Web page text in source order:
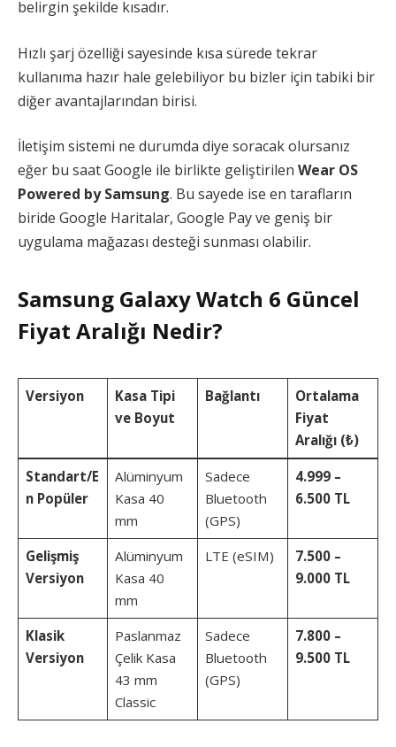
belirgin şekilde kısadır.
Hızlı şarj özelliği sayesinde kısa sürede tekrar
kullanıma hazır hale gelebiliyor bu bizler için tabiki bir
diğer avantajlarından birisi.
İletişim sistemi ne durumda diye soracak olursanız
eğer bu saat Google ile birlikte geliştirilen Wear OS
Powered by Samsung. Bu sayede ise en tarafların
biride Google Haritalar, Google Pay ve geniş bir
uygulama mağazası desteği sunması olabilir.
Samsung Galaxy Watch 6 Güncel
Fiyat Aralığı Nedir?
Versiyon
Kasa Tipi
ve Boyut
Bağlantı
Ortalama
Fiyat
Aralığı (₺)
Standart/E
n Popüler
Alüminyum
Kasa 40
mm
Sadece
Bluetooth
(GPS)
4.999 –
6.500 TL
Gelişmiş
Versiyon
Alüminyum
Kasa 40
mm
LTE (eSIM)
7.500 –
9.000 TL
Klasik
Versiyon
Paslanmaz
Çelik Kasa
43 mm
Classic
Sadece
Bluetooth
(GPS)
7.800 –
9.500 TL